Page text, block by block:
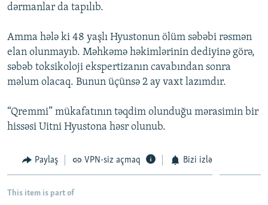
AZADLIQRADIOSU MOBIL TELEFONUNUZDA
BIZIMLƏ ƏLAQƏ
XƏBƏR BÜLLETENLƏRIMIZ
RFE/RL-in bütün saytları
dərmanlar da tapılıb.
Amma hələ ki 48 yaşlı Hyustonun ölüm səbəbi rəsmən
elan olunmayıb. Məhkəmə həkimlərinin dediyinə görə,
səbəb toksikoloji ekspertizanın cavabından sonra
məlum olacaq. Bunun üçünsə 2 ay vaxt lazımdır.
“Qremmi” mükafatının təqdim olunduğu mərasimin bir
hissəsi Uitni Hyustona həsr olunub.
Paylaş VPN-siz açmaq Bizi izlə
This item is part of